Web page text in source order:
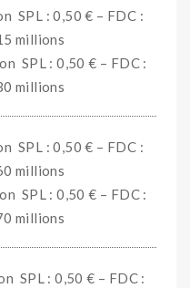
SPL : 0,50 € – FDC :
millions
SPL : 0,50 € – FDC :
millions
SPL : 0,50 € – FDC :
millions
SPL : 0,50 € – FDC :
millions
SPL : 0,50 € – FDC :